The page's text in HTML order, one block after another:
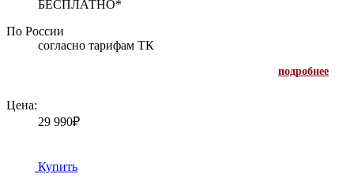
БЕСПЛАТНО*
По России
согласно тарифам ТК
подробнее
Цена:
29 990₽
Купить